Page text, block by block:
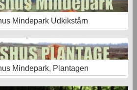
Mindepark Udkikstårn
Mindepark, Plantagen